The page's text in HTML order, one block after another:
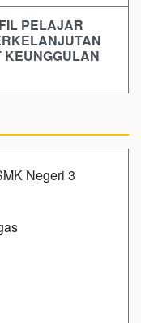
PELAJAR
KEUNGGULAN
Negeri 3